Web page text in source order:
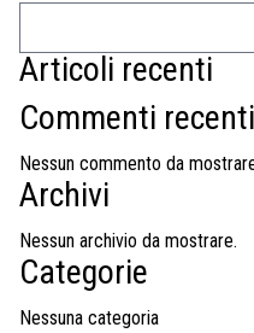
PALAZZO DELLE MUSE
Articoli recenti
Commenti recenti
Nessun commento da
Archivi
Nessun archivio da mostrare.
Categorie
Nessuna categoria